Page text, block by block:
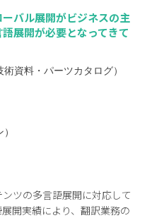
バル展開がビジネスの主
展開が必要となってきて
資料・パーツカタログ）
ツの多言語展開に対応して
開実績により、翻訳業務の